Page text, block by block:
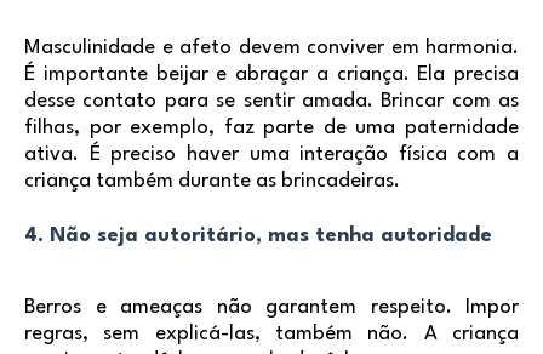
Masculinidade e afeto devem conviver em harmonia.
É importante beijar e abraçar a criança. Ela precisa
desse contato para se sentir amada. Brincar com as
filhas, por exemplo, faz parte de uma paternidade
ativa. É preciso haver uma interação física com a
criança também durante as brincadeiras.
4. Não seja autoritário, mas tenha autoridade
Berros e ameaças não garantem respeito. Impor
regras, sem explicá-las, também não. A criança